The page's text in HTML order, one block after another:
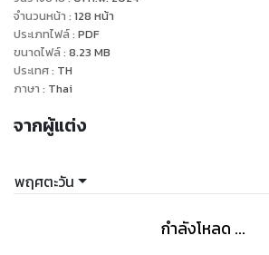
จำนวนหน้า : 128 หน้า
ประเภทไฟล์: PDF
ขนาดไฟล์: 8.23 MB
ประเทศ: TH
ภาษา : Thai
จากผู้แต่ง
พฤศตะวัน
กำลังโหลด ...